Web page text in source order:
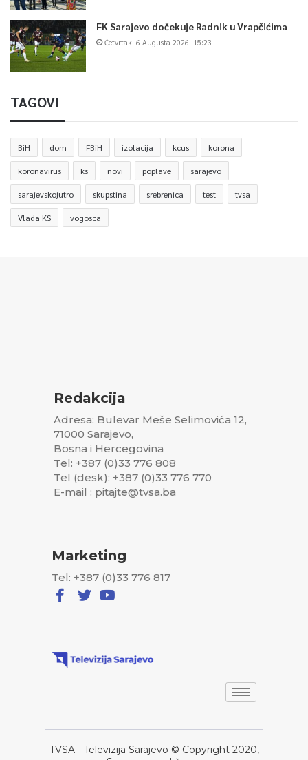
FK Sarajevo dočekuje Radnik u Vrapčićima
Četvrtak, 6 Augusta 2026, 15:23
TAGOVI
BiH dom FBiH izolacija kcus korona
koronavirus ks novi poplave sarajevo
sarajevskojutro skupstina srebrenica test tvsa
Vlada KS vogosca
Redakcija
Adresa: Bulevar Meše Selimovića 12,
71000 Sarajevo,
Bosna i Hercegovina
Tel: +387 (0)33 776 808
Tel (desk): +387 (0)33 776 770
E-mail : pitajte@tvsa.ba
Marketing
Tel: +387 (0)33 776 817
TVSA - Televizija Sarajevo © Copyright 2020,